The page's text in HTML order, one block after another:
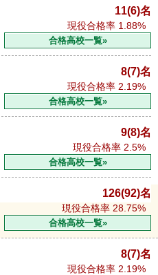
11(6)名
現役合格率 1.88%
合格高校一覧»
8(7)名
現役合格率 2.19%
合格高校一覧»
9(8)名
現役合格率 2.5%
合格高校一覧»
126(92)名
現役合格率 28.75%
合格高校一覧»
8(7)名
現役合格率 2.19%